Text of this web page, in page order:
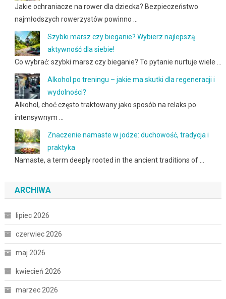
Jakie ochraniacze na rower dla dziecka? Bezpieczeństwo
najmłodszych rowerzystów powinno …
Szybki marsz czy bieganie? Wybierz najlepszą
aktywność dla siebie!
Co wybrać: szybki marsz czy bieganie? To pytanie nurtuje wiele …
Alkohol po treningu – jakie ma skutki dla regeneracji i
wydolności?
Alkohol, choć często traktowany jako sposób na relaks po
intensywnym …
Znaczenie namaste w jodze: duchowość, tradycja i
praktyka
Namaste, a term deeply rooted in the ancient traditions of …
ARCHIWA
lipiec 2026
czerwiec 2026
maj 2026
kwiecień 2026
marzec 2026